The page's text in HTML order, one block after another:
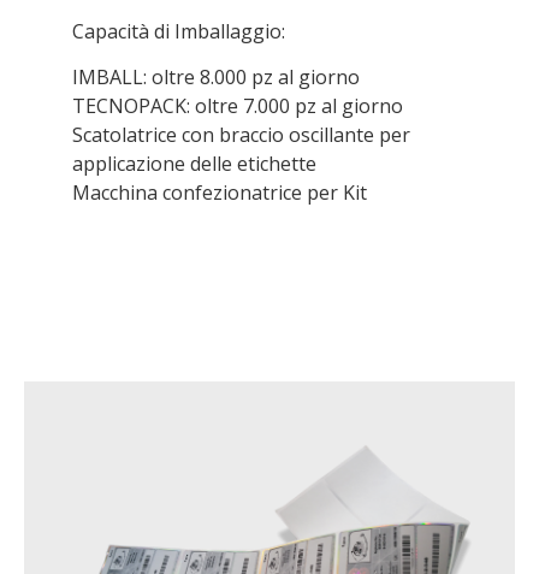
Capacità di Imballaggio:
IMBALL: oltre 8.000 pz al giorno
TECNOPACK: oltre 7.000 pz al giorno
Scatolatrice con braccio oscillante per
applicazione delle etichette
Macchina confezionatrice per Kit